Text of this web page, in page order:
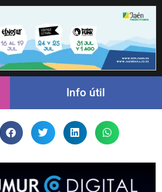
Info útil